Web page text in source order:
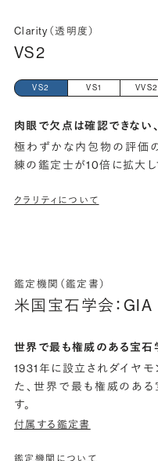
Clarity（透明度）
VS2
VS2 VS1 VVS2
肉眼で欠点は確認できない
極わずかな内包物の評価
練の鑑定士が10倍に拡大し
クラリティについて
鑑定機関（鑑定書）
米国宝石学会：GIA
世界で最も権威のある宝
1931年に設立されダイヤモ
た、世界で最も権威のあ
す。
付属する鑑定書
鑑定機関について